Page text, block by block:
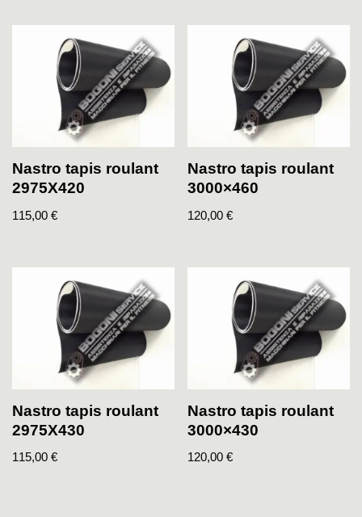
Nastro tapis roulant
2975X420
115,00 €
Nastro tapis roulant
3000×460
120,00€
Nastro tapis roulant
2975X430
115,00 €
Nastro tapis roulant
3000×430
120,00€